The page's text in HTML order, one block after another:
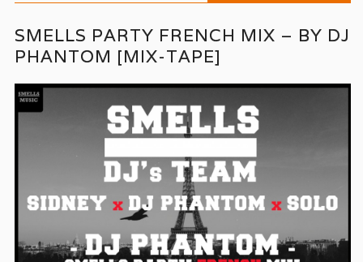
SMELLS PARTY FRENCH MIX – BY DJ
PHANTOM [MIX-TAPE]